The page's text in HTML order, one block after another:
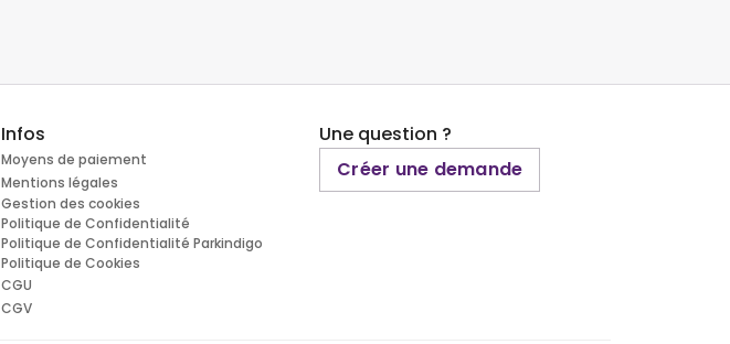
Infos
Moyens de paiement
Mentions légales
Gestion des cookies
Politique de Confidentialité
Politique de Confidentialité Parkindigo
Politique de Cookies
CGU
CGV
Une question ?
Créer une demande